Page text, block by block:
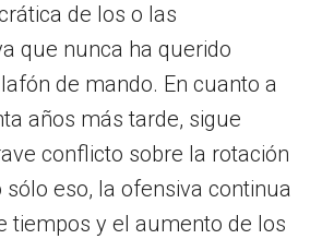
de los o las
que nunca ha querido
de mando. En cuanto a
años más tarde, sigue
conflicto sobre la rotación
sólo eso, la ofensiva continua
tiempos y el aumento de los